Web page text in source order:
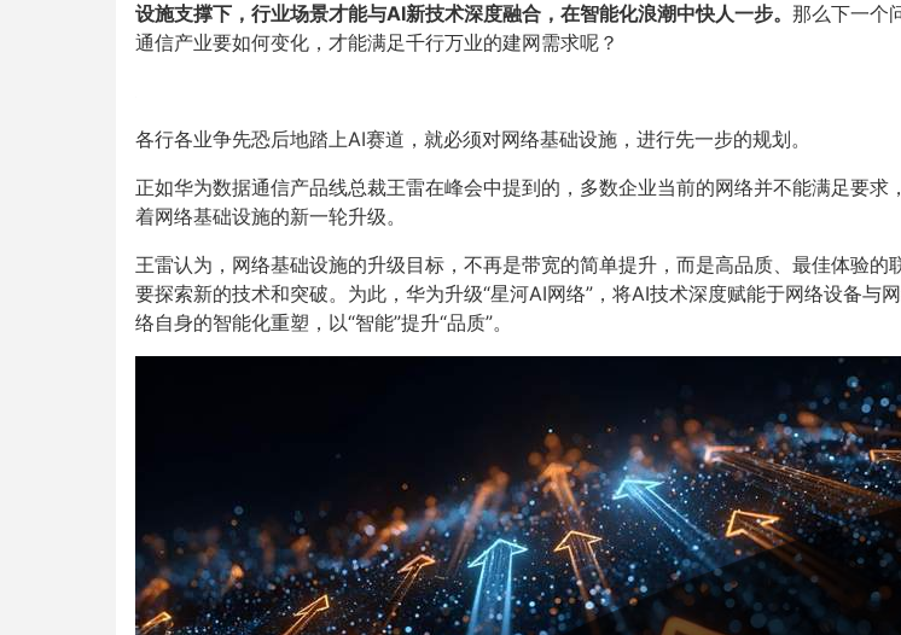
设施支撑下，行业场景才能与AI新技术深度融合，在智能化浪潮中快人一步。 那么下一个
通信产业要如何变化，才能满足千行万业的建网需求呢？
各行各业争先恐后地踏上AI赛道，就必须对网络基础设施，进行先一步的规划。
正如华为数据通信产品线总裁王雷在峰会中提到的，多数企业当前的网络并不能满足要求
着网络基础设施的新一轮升级。
王雷认为，网络基础设施的升级目标，不再是带宽的简单提升，而是高品质、最佳体验的
要探索新的技术和突破。为此，华为升级“星河AI网络”，将AI技术深度赋能于网络设备与
络自身的智能化重塑，以“智能”提升“品质”。